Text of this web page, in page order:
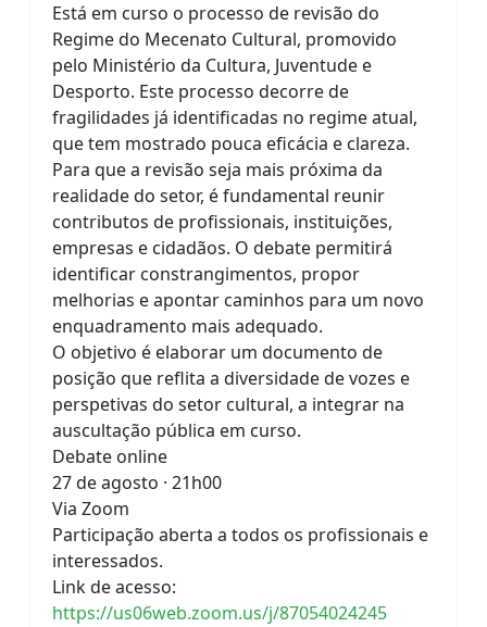
Está em curso o processo de revisão do
Regime do Mecenato Cultural, promovido
pelo Ministério da Cultura, Juventude e
Desporto. Este processo decorre de
fragilidades já identificadas no regime atual,
que tem mostrado pouca eficácia e clareza.
Para que a revisão seja mais próxima da
realidade do setor, é fundamental reunir
contributos de profissionais, instituições,
empresas e cidadãos. O debate permitirá
identificar constrangimentos, propor
melhorias e apontar caminhos para um novo
enquadramento mais adequado.
O objetivo é elaborar um documento de
posição que reflita a diversidade de vozes e
perspetivas do setor cultural, a integrar na
auscultação pública em curso.
Debate online
27 de agosto · 21h00
Via Zoom
Participação aberta a todos os profissionais e
interessados.
Link de acesso:
https://us06web.zoom.us/j/87054024245